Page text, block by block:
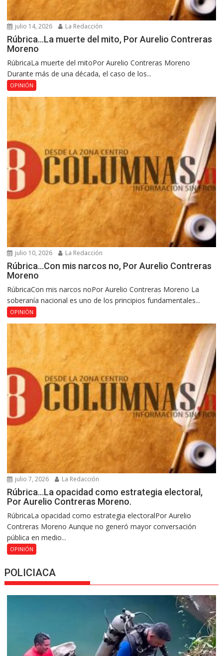
julio 14, 2026 La Redacción
Rúbrica…La muerte del mito, Por Aurelio Contreras
Moreno
RúbricaLa muerte del mitoPor Aurelio Contreras Moreno
Durante más de una década, el caso de los...
OPINIÓN
julio 10, 2026 La Redacción
Rúbrica…Con mis narcos no, Por Aurelio Contreras
Moreno
RúbricaCon mis narcos noPor Aurelio Contreras Moreno La
soberanía nacional es uno de los principios fundamentales...
OPINIÓN
julio 7, 2026 La Redacción
Rúbrica…La opacidad como estrategia electoral,
Por Aurelio Contreras Moreno.
RúbricaLa opacidad como estrategia electoralPor Aurelio
Contreras Moreno Aunque no generó mayor conversación
pública en medio...
OPINIÓN
POLICIACA